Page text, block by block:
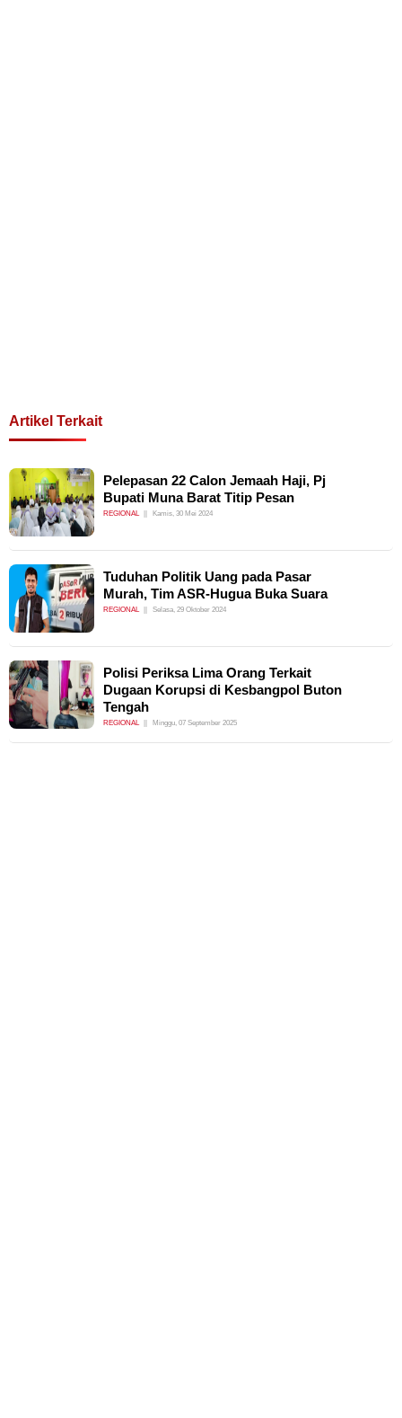
Artikel Terkait
Pelepasan 22 Calon Jemaah Haji, Pj
Bupati Muna Barat Titip Pesan
REGIONAL Kamis, 30 Mei 2024
Tuduhan Politik Uang pada Pasar
Murah, Tim ASR-Hugua Buka Suara
REGIONAL Selasa, 29 Oktober 2024
Polisi Periksa Lima Orang Terkait
Dugaan Korupsi di Kesbangpol Buton
Tengah
REGIONAL Minggu, 07 September 2025